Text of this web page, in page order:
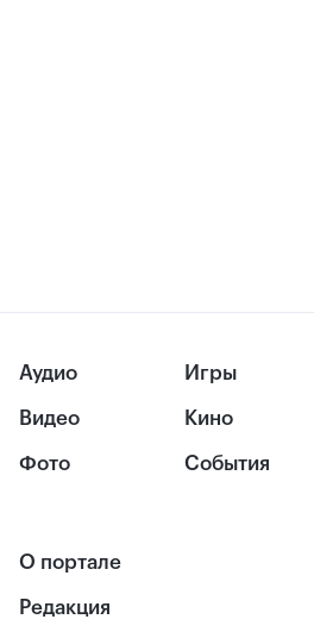
Аудио
Видео
Фото
Игры
Кино
События
О портале
Редакция